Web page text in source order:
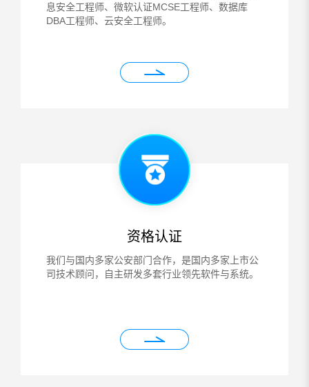
息安全工程师、微软认证MCSE工程师、数据库
DBA工程师、云安全工程师。
资格认证
我们与国内多家公安部门合作，是国内多家上市公
司技术顾问，自主研发多套行业领先软件与系统。